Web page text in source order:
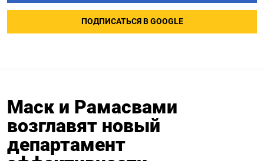
ПОДПИСАТЬСЯ В GOOGLE
Маск и Рамасвами
возглавят новый
департамент